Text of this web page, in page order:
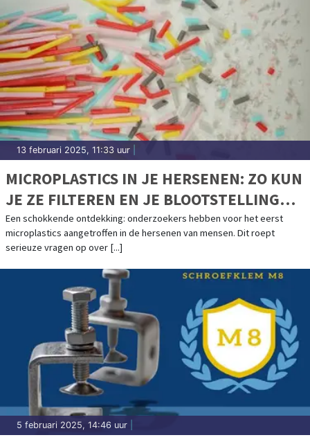
13 februari 2025, 11:33 uur
MICROPLASTICS IN JE HERSENEN: ZO KUN
JE ZE FILTEREN EN JE BLOOTSTELLING
VERMINDEREN
Een schokkende ontdekking: onderzoekers hebben voor het eerst
microplastics aangetroffen in de hersenen van mensen. Dit roept
serieuze vragen op over [...]
5 februari 2025, 14:46 uur